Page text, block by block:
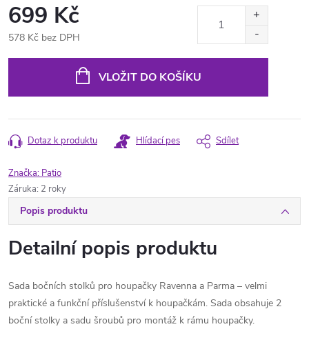
699 Kč
578 Kč bez DPH
VLOŽIT DO KOŠÍKU
Dotaz k produktu Hlídací pes Sdílet
Značka: Patio
Záruka: 2 roky
Popis produktu
Detailní popis produktu
Sada bočních stolků pro houpačky Ravenna a Parma – velmi
praktické a funkční příslušenství k houpačkám. Sada obsahuje 2
boční stolky a sadu šroubů pro montáž k rámu houpačky.